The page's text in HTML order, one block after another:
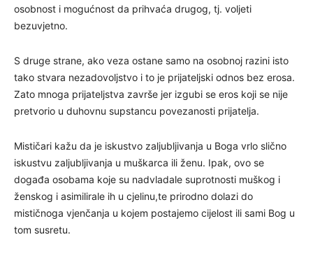
osobnost i mogućnost da prihvaća drugog, tj. voljeti
bezuvjetno.
S druge strane, ako veza ostane samo na osobnoj razini isto
tako stvara nezadovoljstvo i to je prijateljski odnos bez erosa.
Zato mnoga prijateljstva završe jer izgubi se eros koji se nije
pretvorio u duhovnu supstancu povezanosti prijatelja.
Mističari kažu da je iskustvo zaljubljivanja u Boga vrlo slično
iskustvu zaljubljivanja u muškarca ili ženu. Ipak, ovo se
događa osobama koje su nadvladale suprotnosti muškog i
ženskog i asimilirale ih u cjelinu,te prirodno dolazi do
mističnoga vjenčanja u kojem postajemo cijelost ili sami Bog u
tom susretu.